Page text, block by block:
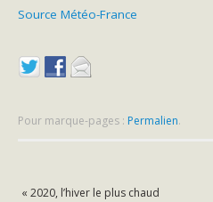
Source Météo-France
Pour marque-pages : Permalien.
« 2020, l’hiver le plus chaud